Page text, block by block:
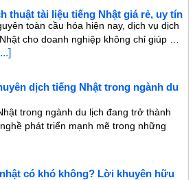
thuật tài liệu tiếng Nhật giá rẻ, uy tín
toàn cầu hóa hiện nay, dịch vụ dịch
cho doanh nghiệp không chỉ giúp …
dịch tiếng Nhật trong ngành du
trong ngành du lịch đang trở thành
phát triển mạnh mẽ trong những
có khó không? Lời khuyên hữu